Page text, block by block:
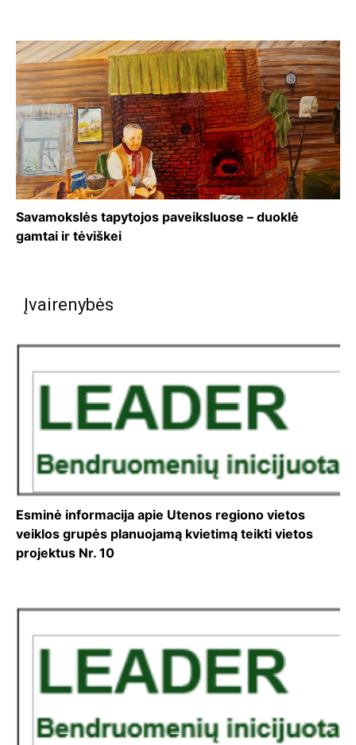
Savamokslės tapytojos paveiksluose – duoklė
gamtai ir tėviškei
Įvairenybės
Esminė informacija apie Utenos regiono vietos
veiklos grupės planuojamą kvietimą teikti vietos
projektus Nr. 10